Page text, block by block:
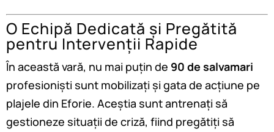
O Echipă Dedicată și Pregătită
pentru Intervenții Rapide
În această vară, nu mai puțin de 90 de salvamari
profesioniști sunt mobilizați și gata de acțiune pe
plajele din Eforie. Aceștia sunt antrenați să
gestioneze situații de criză, fiind pregătiți să